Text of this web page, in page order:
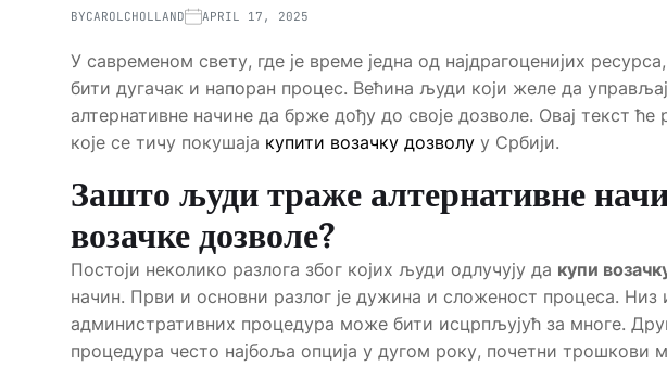
BYCAROLCHOLLAND APRIL 17, 2025
У савременом свету, где је време једна од најдрагоценијих
бити дугачак и напоран процес. Већина људи који желе да
алтернативне начине да брже дођу до своје дозволе. Овај текст
које се тичу покушаја купити возачку дозволу у Србији.
Зашто људи траже алтернативне
возачке дозволе?
Постоји неколико разлога због којих људи одлучују да купи
начин. Први и основни разлог је дужина и сложеност процеса. Низ
административних процедура може бити исцрпљујућ за многе.
процедура често најбоља опција у дугом року, почетни трошкови